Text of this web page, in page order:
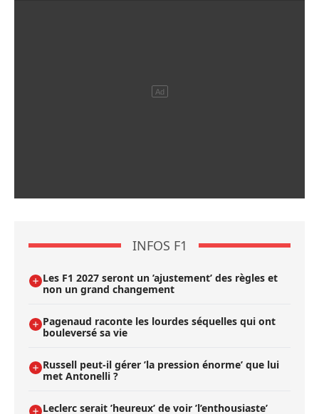
INFOS F1
Les F1 2027 seront un ’ajustement’ des règles et
non un grand changement
Pagenaud raconte les lourdes séquelles qui ont
bouleversé sa vie
Russell peut-il gérer ’la pression énorme’ que lui
met Antonelli ?
Leclerc serait ’heureux’ de voir ’l’enthousiaste’